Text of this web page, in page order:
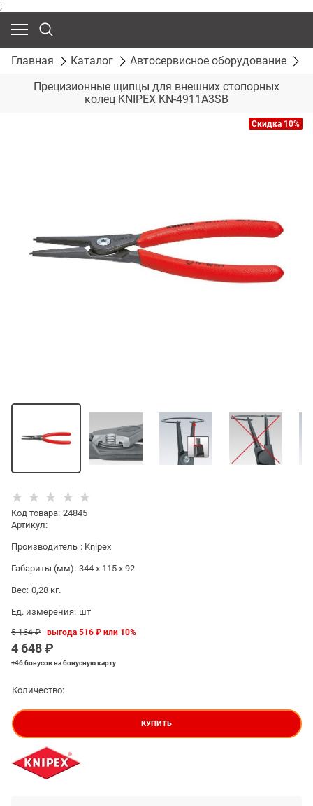
;
Главная Каталог Автосервисное оборудование
Прецизионные щипцы для внешних стопорных
колец KNIPEX KN-4911A3SB
Скидка 10%
Код товара: 24845
Артикул:
Производитель : Knipex
Габариты (мм): 344 x 115 x 92
Вес: 0,28 кг.
Ед. измерения: шт
5 164 ₽
4 648 ₽
выгода516 ₽ или 10%
+46 бонусовна бонусную карту
Количество:
КУПИТЬ